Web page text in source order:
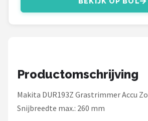
Synx Tools
Productomschrijving
Makita DUR193Z Grastrimmer Accu
Snijbreedte max.: 260 mm